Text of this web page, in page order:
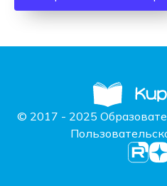
© 2017 - 2025